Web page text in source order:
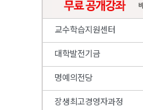
교수학습지원센터
대학발전기금
명예의전당
장생최고경영자과정